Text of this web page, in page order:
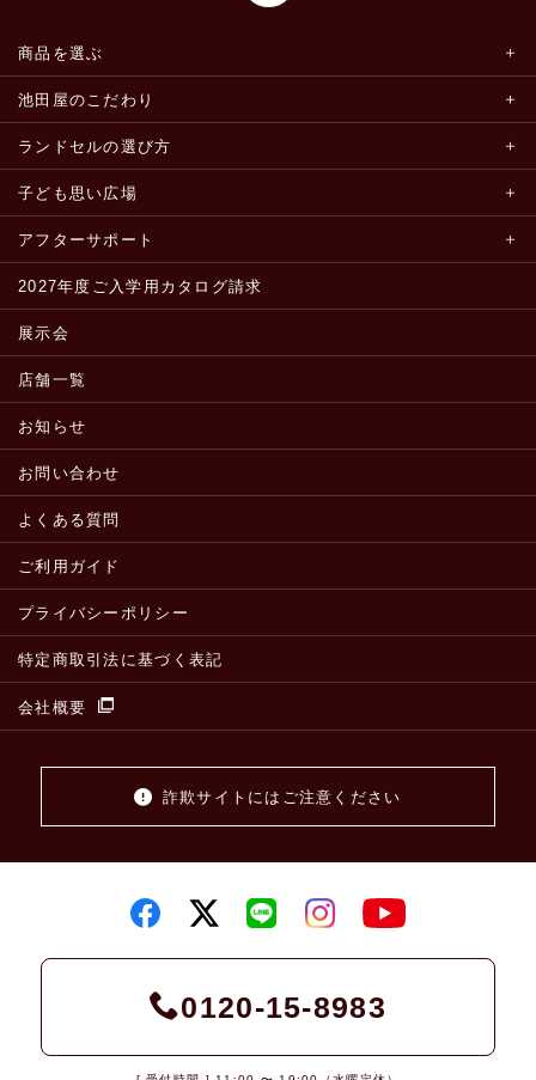
商品を選ぶ
池田屋のこだわり
ランドセルの選び方
子ども思い広場
アフターサポート
2027年度ご入学用カタログ請求
展示会
店舗一覧
お知らせ
お問い合わせ
よくある質問
ご利用ガイド
プライバシーポリシー
特定商取引法に基づく表記
会社概要
詐欺サイトにはご注意ください
0120-15-8983